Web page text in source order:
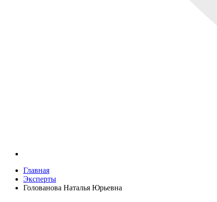
Главная
Эксперты
Голованова Наталья Юрьевна